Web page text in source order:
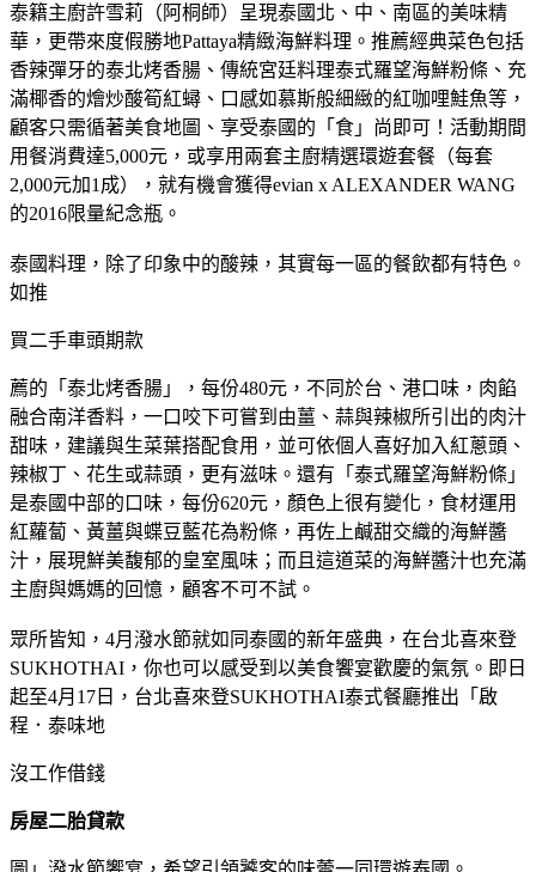
泰籍主廚許雪莉（阿桐師）呈現泰國北、中、南區的美味精
華，更帶來度假勝地Pattaya精緻海鮮料理。推薦經典菜色包括
香辣彈牙的泰北烤香腸、傳統宮廷料理泰式羅望海鮮粉條、充
滿椰香的燴炒酸筍紅蟳、口感如慕斯般細緻的紅咖哩鮭魚等，
顧客只需循著美食地圖、享受泰國的「食」尚即可！活動期間
用餐消費達5,000元，或享用兩套主廚精選環遊套餐（每套
2,000元加1成），就有機會獲得evian x ALEXANDER WANG
的2016限量紀念瓶。
泰國料理，除了印象中的酸辣，其實每一區的餐飲都有特色。
如推
買二手車頭期款
薦的「泰北烤香腸」，每份480元，不同於台、港口味，肉餡
融合南洋香料，一口咬下可嘗到由薑、蒜與辣椒所引出的肉汁
甜味，建議與生菜葉搭配食用，並可依個人喜好加入紅蔥頭、
辣椒丁、花生或蒜頭，更有滋味。還有「泰式羅望海鮮粉條」
是泰國中部的口味，每份620元，顏色上很有變化，食材運用
紅蘿蔔、黃薑與蝶豆藍花為粉條，再佐上鹹甜交織的海鮮醬
汁，展現鮮美馥郁的皇室風味；而且這道菜的海鮮醬汁也充滿
主廚與媽媽的回憶，顧客不可不試。
眾所皆知，4月潑水節就如同泰國的新年盛典，在台北喜來登
SUKHOTHAI，你也可以感受到以美食饗宴歡慶的氣氛。即日
起至4月17日，台北喜來登SUKHOTHAI泰式餐廳推出「啟
程．泰味地
沒工作借錢
房屋二胎貸款